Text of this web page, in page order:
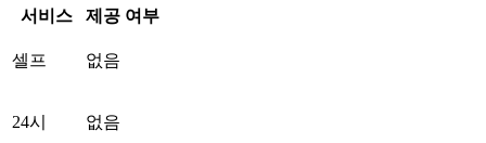
서비스 제공 여부
셀프 없음
24시 없음